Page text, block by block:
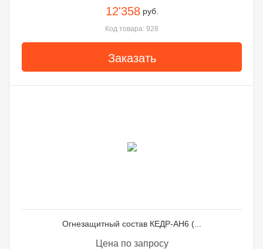
12'358 руб.
Код товара: 928
Заказать
Огнезащитный состав КЕДР-АН6 (...
Цена по запросу